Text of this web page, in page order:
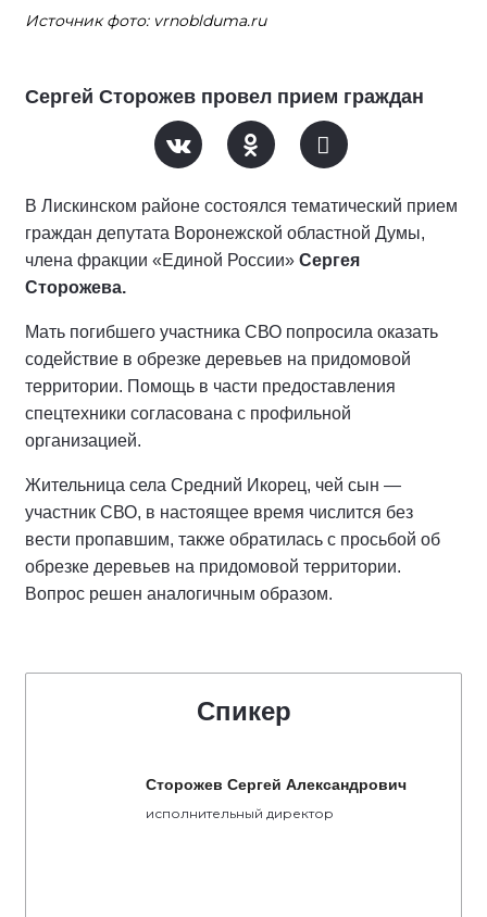
Источник фото: vrnoblduma.ru
Сергей Сторожев провел прием граждан
В Лискинском районе состоялся тематический прием
граждан депутата Воронежской областной Думы,
члена фракции «Единой России» Сергея
Сторожева.
Мать погибшего участника СВО попросила оказать
содействие в обрезке деревьев на придомовой
территории. Помощь в части предоставления
спецтехники согласована с профильной
организацией.
Жительница села Средний Икорец, чей сын —
участник СВО, в настоящее время числится без
вести пропавшим, также обратилась с просьбой об
обрезке деревьев на придомовой территории.
Вопрос решен аналогичным образом.
Спикер
Сторожев Сергей Александрович
исполнительный директор